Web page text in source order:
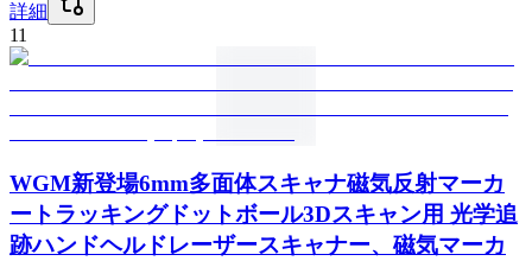
詳細
11
WGM新登場6mm多面体スキャナ磁気反射マーカ
ートラッキングドットボール3Dスキャン用 光学追
跡ハンドヘルドレーザースキャナー、磁気マーカ